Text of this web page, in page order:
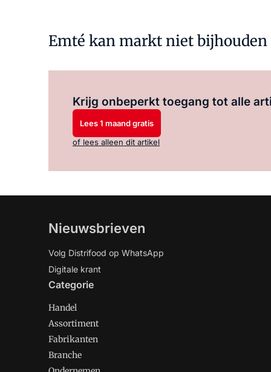
Emté kan markt niet bijhouden
Krijg onbeperkt toegang tot alle
Lees 1 maand gratis
of lees alleen dit artikel
Nieuwsbrieven
Volg Distrifood op WhatsApp
Digitale krant
Categorie
Handel
Assortiment
Fabrikanten
Branche